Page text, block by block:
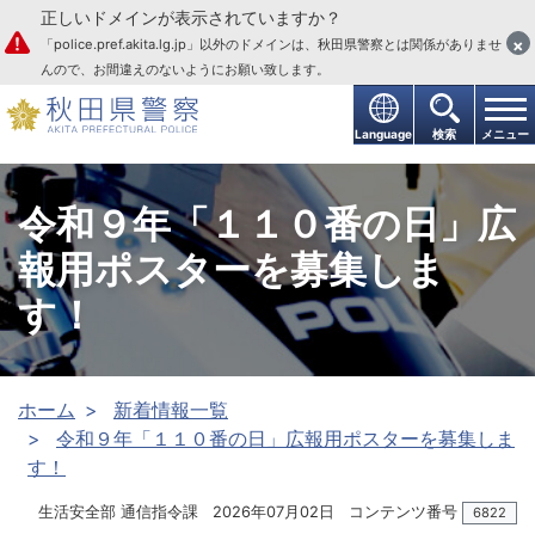
本文へ
Language 検索 メニュー
正しいドメインが表示されていますか？
「police.pref.akita.lg.jp」以外のドメインは、秋田県警察とは関係がありませ
んので、お間違えのないようにお願い致します。
×
令和９年「１１０番の日」広
報用ポスターを募集しま
す！
ホーム
新着情報一覧
令和９年「１１０番の日」広報用ポスターを募集しま
す！
生活安全部 通信指令課 2026年07月02日 コンテンツ番号 6822